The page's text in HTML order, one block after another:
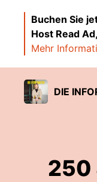
Buchen Sie
Host Read
Mehr
250